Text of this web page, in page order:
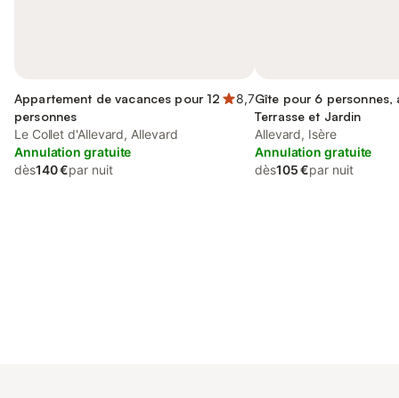
Appartement de vacances pour 12
personnes
8,7
Le Collet d'Allevard, Allevard
Annulation gratuite
dès140 €par nuit
Gîte pour 6 personnes,
Terrasse et Jardin
Allevard, Isère
Annulation gratuite
dès105 €par nuit